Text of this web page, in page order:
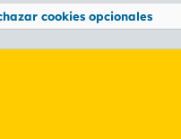
® © 2010-2026 XenForo Ltd.
cookies opcionales